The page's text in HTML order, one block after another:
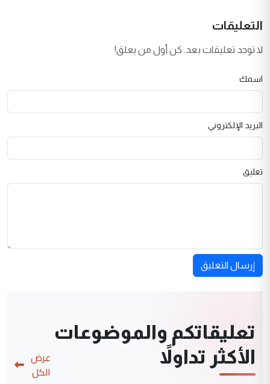
التعليقات
لا توجد تعليقات بعد. كن أول من يعلق!
اسمك
البريد الإلكتروني
تعليق
إرسال التعليق
تعليقاتكم والموضوعات
الأكثر تداولاً
عرض
الكل